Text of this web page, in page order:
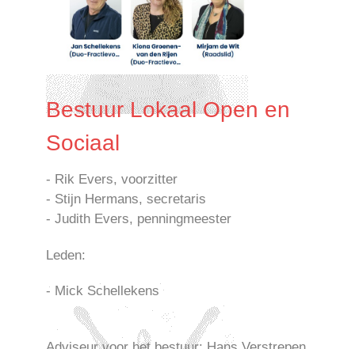
Bestuur Lokaal Open en
Sociaal
- Rik Evers, voorzitter
- Stijn Hermans, secretaris
- Judith Evers, penningmeester
Leden:
- Mick Schellekens